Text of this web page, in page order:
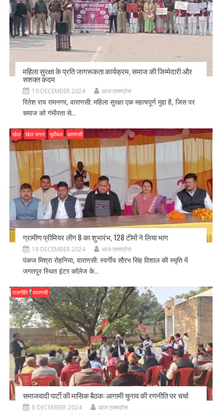
महिला सुरक्षा के प्रति जागरूकता कार्यक्रम, समाज की जिम्मेदारी और
सशक्त कदम
19 DECEMBER 2024 आज एक्सप्रेस
रितेश राय रामनगर, वाराणसी: महिला सुरक्षा एक महत्वपूर्ण मुद्दा है, जिस पर
समाज को गंभीरता से...
खेल खेल जगत पूर्वांचल वाराणसी
ग्रामीण प्रीमियर लीग 8 का शुभारंभ, 128 टीमों ने लिया भाग
18 DECEMBER 2024 आज एक्सप्रेस
पंकज मिश्रा रोहनिया, वाराणसी: स्वर्गीय सौरभ सिंह विशाल की स्मृति में
जगतपुर स्थित इंटर कॉलेज के...
राजनीति वाराणसी
समाजवादी पार्टी की मासिक बैठक: आगामी चुनाव की रणनीति पर चर्चा
8 DECEMBER 2024 आज एक्सप्रेस